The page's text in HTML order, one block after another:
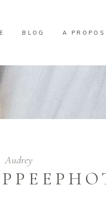
BLOG A PROPOS
Audrey